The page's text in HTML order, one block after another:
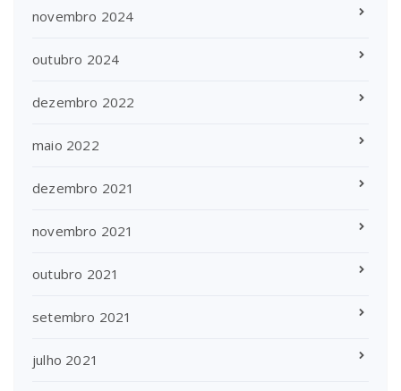
novembro 2024
outubro 2024
dezembro 2022
maio 2022
dezembro 2021
novembro 2021
outubro 2021
setembro 2021
julho 2021